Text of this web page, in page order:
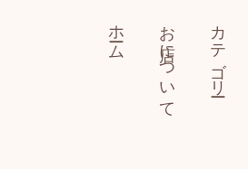
ホーム お店について カテゴリー